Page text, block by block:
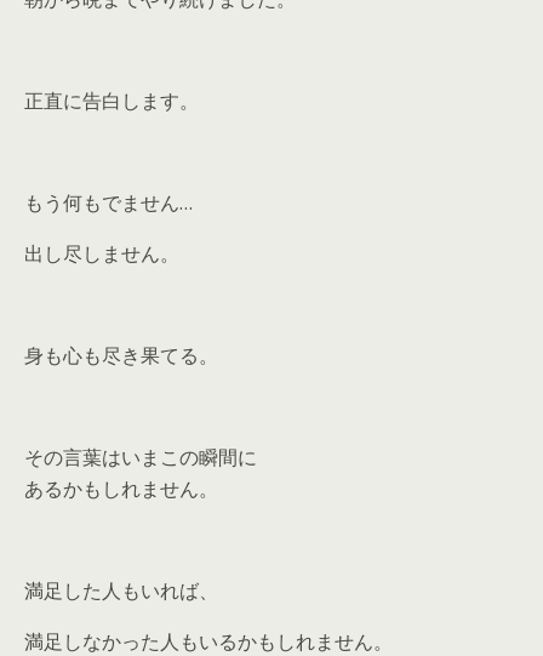
正直に告白します。
もう何もでません…
出し尽しません。
身も心も尽き果てる。
その言葉はいまこの瞬間に
あるかもしれません。
満足した人もいれば、
満足しなかった人もいるかもしれません。